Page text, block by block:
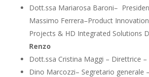
Dott.ssa Mariarosa Baroni–
Massimo Ferrera–Product
Projects & HD Integrated Solutions
Renzo
Dott.ssa Cristina Maggi – Direttrice –
Dino Marcozzi– Segretario generale –